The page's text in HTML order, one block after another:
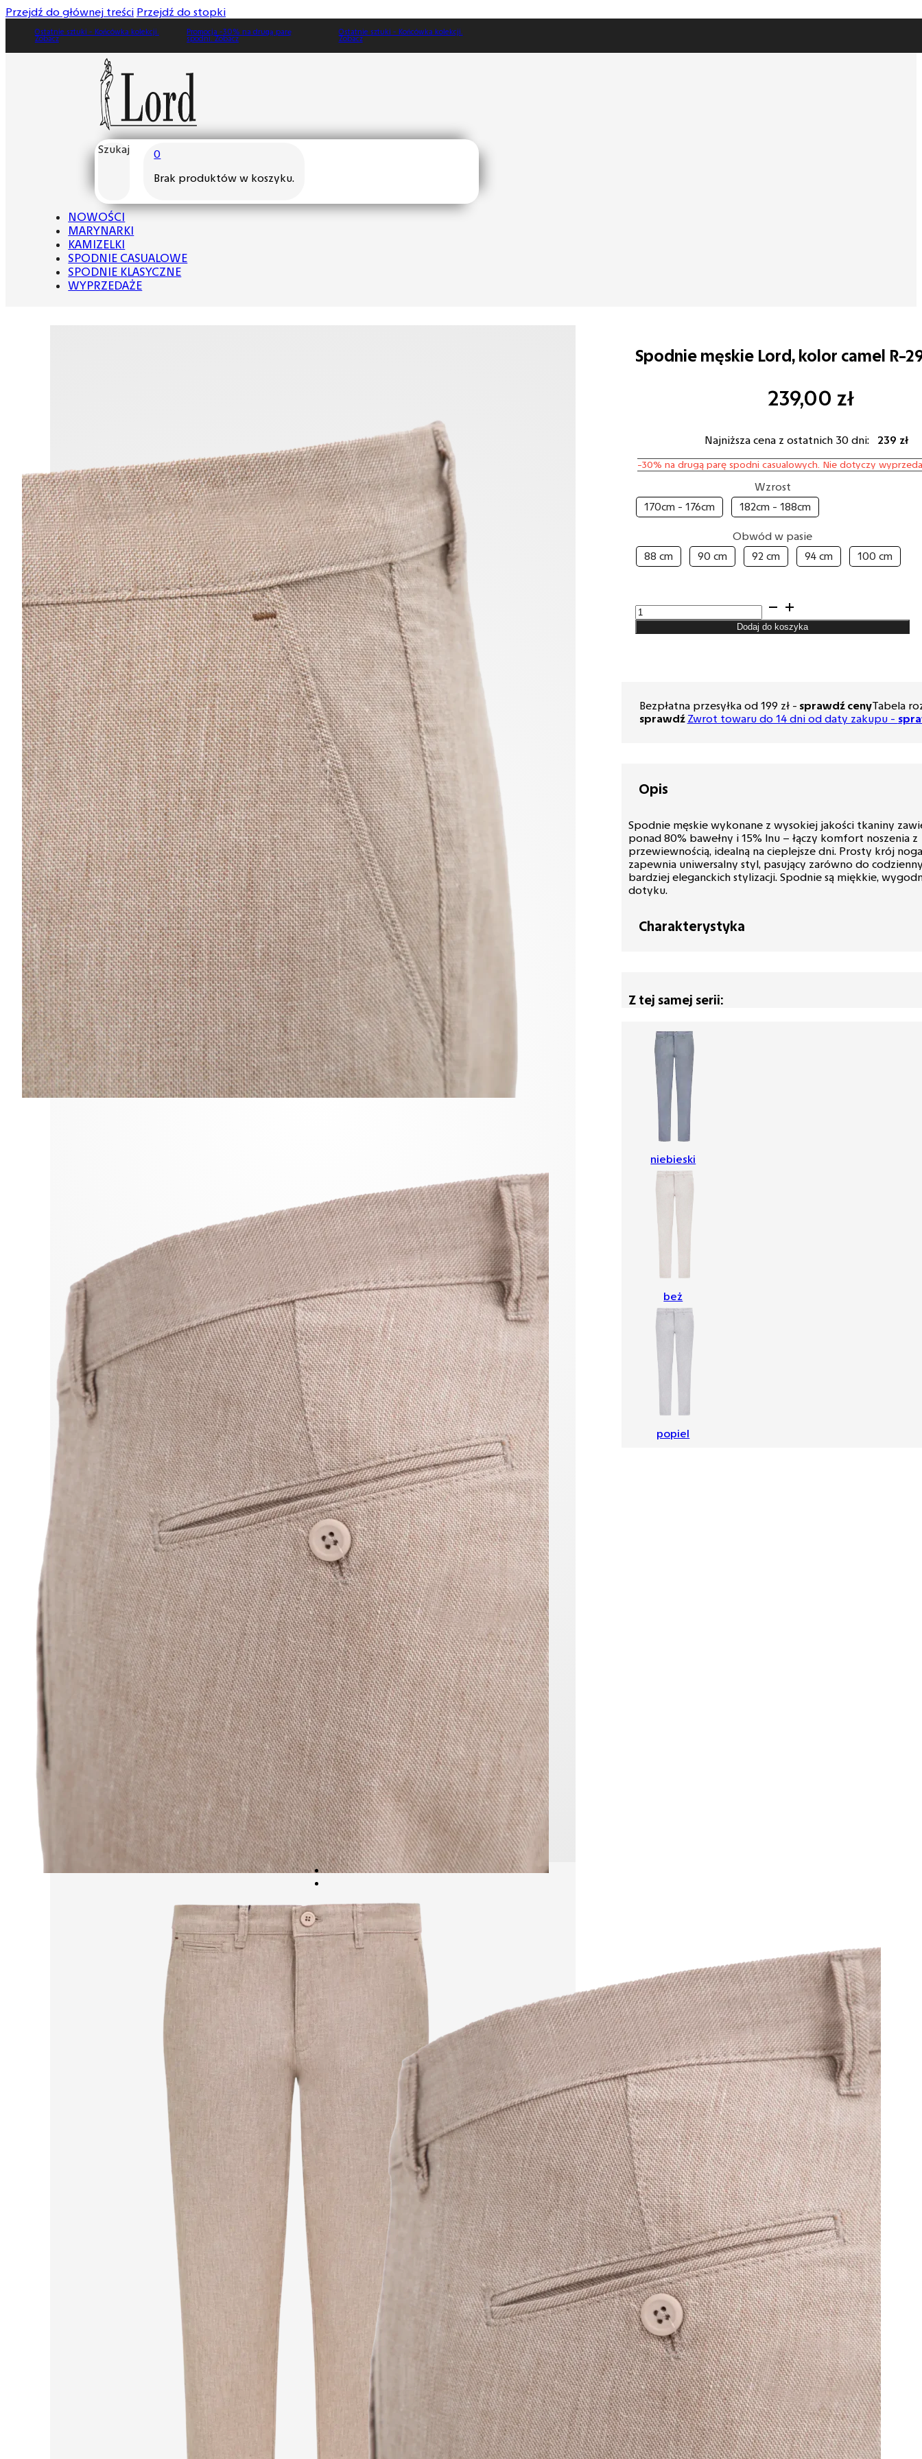
Przejdź do głównej treści Przejdź do stopki
Ostatnie sztuki - Końcówka kolekcji.
Zobacz
Promocja -30% na drugą parę
spodni. Zobacz
Ostatnie sztuki - Końcówka kolekcji.
Zobacz
Szukaj
0
Brak produktów w koszyku.
NOWOŚCI
MARYNARKI
KAMIZELKI
SPODNIE CASUALOWE
SPODNIE KLASYCZNE
WYPRZEDAŻE
Spodnie męskie Lord, kolor camel R-
239,00 zł
Najniższa cena z ostatnich 30 dni: 239 zł
-30% na drugą parę spodni casualowych. Nie dotyczy
Wzrost
170cm - 176cm 182cm - 188cm
Obwód w pasie
88 cm 90 cm 92 cm 94 cm 100 cm
ilość
Spodnie
męskie
Dodaj do koszyka
Bezpłatna przesyłka od 199 zł - sprawdź cenyTabela
sprawdź Zwrot towaru do 14 dni od daty zakupu -
Opis
Spodnie męskie wykonane z wysokiej jakości tkaniny
ponad 80% bawełny i 15% lnu – łączy komfort noszenia z
przewiewnością, idealną na cieplejsze dni. Prosty krój
zapewnia uniwersalny styl, pasujący zarówno do
bardziej eleganckich stylizacji. Spodnie są miękkie,
dotyku.
Charakterystyka
Z tej samej serii:
niebieski
beż
popiel